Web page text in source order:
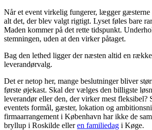
Når et event virkelig fungerer, lægger
alt det, der blev valgt rigtigt. Lyset føles bare
Maden kommer på det rette tidspunkt.
stemningen, uden at den virker påtaget.
Bag den lethed ligger der næsten altid en
leverandørvalg.
Det er netop her, mange beslutninger bliver
første øjekast. Skal der vælges den billigste
leverandør eller den, der virker mest fleksibel?
eventets formål, gæster, lokation og
firmaarrangement i København har ikke de
bryllup i Roskilde elleren familiedag i Køge.